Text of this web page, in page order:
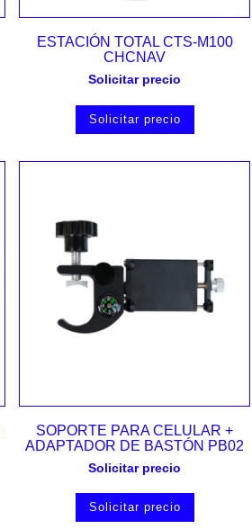
Vista rápida
ESTACIÓN TOTAL CTS-M100
CHCNAV
Solicitar precio
Solicitar precio
Vista rápida
SOPORTE PARA CELULAR +
ADAPTADOR DE BASTÓN PB02
Solicitar precio
Solicitar precio